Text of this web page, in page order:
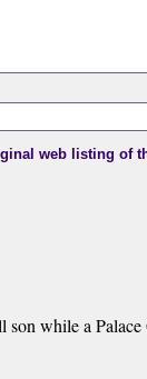
web listing of
while a